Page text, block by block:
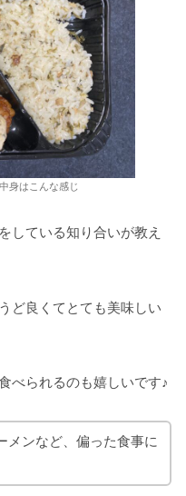
身はこんな感じ
している知り合いが教え
ど良くてとても美味しい
べられるのも嬉しいです♪
メンなど、偏った食事に